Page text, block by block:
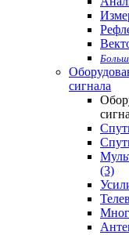
сигнала
(3)